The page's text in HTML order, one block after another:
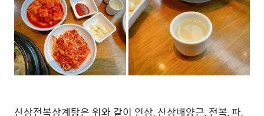
산삼전복삼계탕은 위와 같이 인삼, 산삼배양근, 전복, 파,